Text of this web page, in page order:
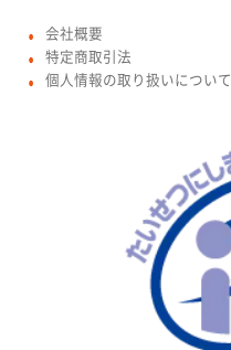
● 会社概要
● 特定商取引法
● 個人情報の取り扱いについて